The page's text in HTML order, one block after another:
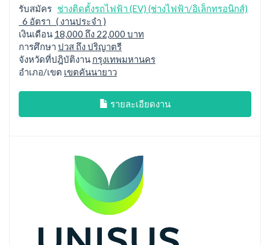
รับสมัคร ช่างติดตั้งรถไฟฟ้า (EV) (ช่างไฟฟ้า/อิเล็กทรอนิกส์)
6 อัตรา ( งานประจำ )
เงินเดือน 18,000 ถึง 22,000 บาท
การศึกษา ปวส ถึง ปริญาตรี
จังหวัดที่ปฎิบัติงาน กรุงเทพมหานคร
อำเภอ/เขต เขตคันนายาว
รายละเอียดงาน